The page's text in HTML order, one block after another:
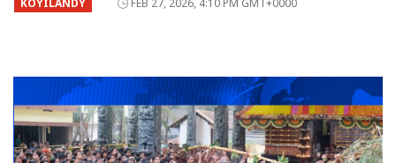
KOYILANDY FEB 27, 2026, 4:10 PM GMT+0000